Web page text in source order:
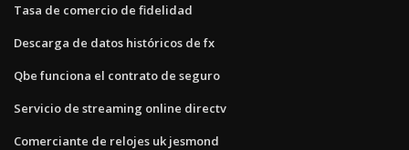
Tasa de comercio de fidelidad
Descarga de datos históricos de fx
Qbe funciona el contrato de seguro
Servicio de streaming online directv
Comerciante de relojes uk jesmond